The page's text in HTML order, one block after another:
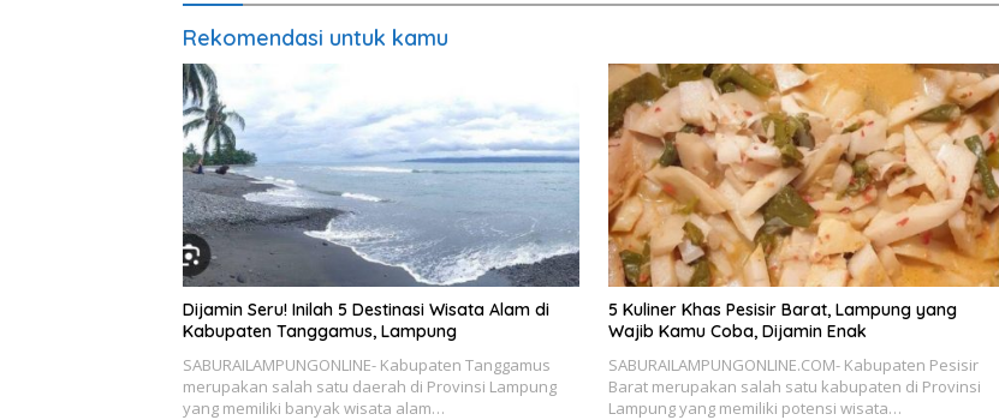
Rekomendasi untuk kamu
Dijamin Seru! Inilah 5 Destinasi Wisata Alam di
Kabupaten Tanggamus, Lampung
SABURAILAMPUNGONLINE- Kabupaten Tanggamus
merupakan salah satu daerah di Provinsi Lampung
yang memiliki banyak wisata alam…
5 Kuliner Khas Pesisir Barat, Lampung yang
Wajib Kamu Coba, Dijamin Enak
SABURAILAMPUNGONLINE.COM- Kabupaten Pesisir
Barat merupakan salah satu kabupaten di Provinsi
Lampung yang memiliki potensi wisata…